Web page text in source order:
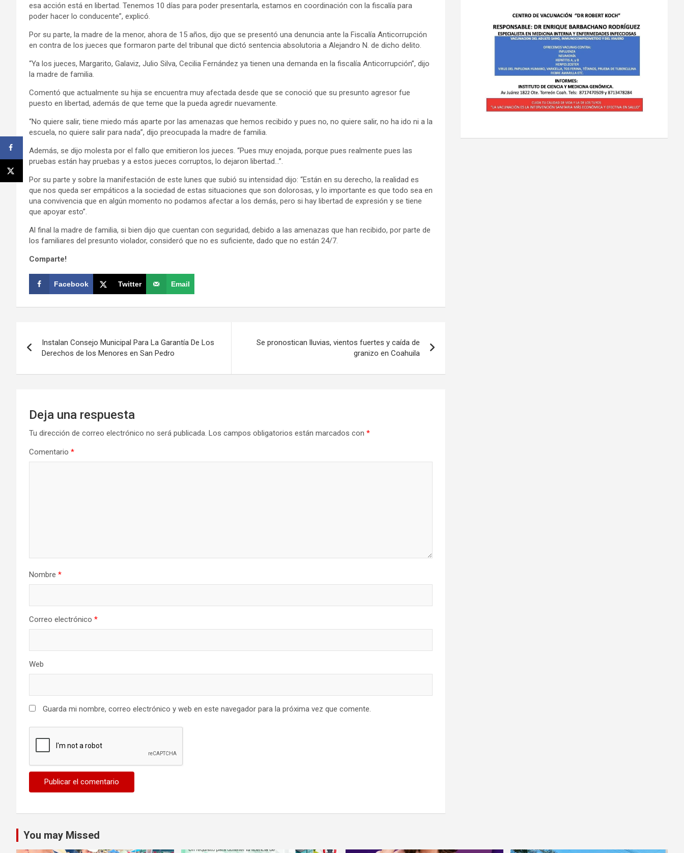
esa acción está en libertad. Tenemos 10 días para poder presentarla, estamos en coordinación con la fiscalía para
poder hacer lo conducente”, explicó.
Por su parte, la madre de la menor, ahora de 15 años, dijo que se presentó una denuncia ante la Fiscalía Anticorrupción
en contra de los jueces que formaron parte del tribunal que dictó sentencia absolutoria a Alejandro N. de dicho delito.
“Ya los jueces, Margarito, Galaviz, Julio Silva, Cecilia Fernández ya tienen una demanda en la fiscalía Anticorrupción”, dijo
la madre de familia.
Comentó que actualmente su hija se encuentra muy afectada desde que se conoció que su presunto agresor fue
puesto en libertad, además de que teme que la pueda agredir nuevamente.
“No quiere salir, tiene miedo más aparte por las amenazas que hemos recibido y pues no, no quiere salir, no ha ido ni a la
escuela, no quiere salir para nada”, dijo preocupada la madre de familia.
Además, se dijo molesta por el fallo que emitieron los jueces. “Pues muy enojada, porque pues realmente pues las
pruebas están hay pruebas y a estos jueces corruptos, lo dejaron libertad…”.
Por su parte y sobre la manifestación de este lunes que subió su intensidad dijo: “Están en su derecho, la realidad es
que nos queda ser empáticos a la sociedad de estas situaciones que son dolorosas, y lo importante es que todo sea en
una convivencia que en algún momento no podamos afectar a los demás, pero si hay libertad de expresión y se tiene
que apoyar esto”.
Al final la madre de familia, si bien dijo que cuentan con seguridad, debido a las amenazas que han recibido, por parte de
los familiares del presunto violador, consideró que no es suficiente, dado que no están 24/7.
Comparte!
Facebook Twitter Email
de
entradas
Instalan Consejo Municipal Para La Garantía De Los
Derechos de los Menores en San Pedro
Se pronostican lluvias, vientos fuertes y caída de
granizo en Coahuila
Deja una respuesta
Tu dirección de correo electrónico no será publicada. Los campos obligatorios están marcados con *
Comentario *
Nombre *
Correo electrónico *
Web
Guarda mi nombre, correo electrónico y web en este navegador para la próxima vez que comente.
You may Missed